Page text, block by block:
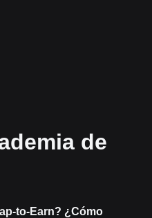
de
to-Earn? ¿Cómo